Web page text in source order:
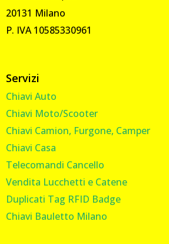
20131 Milano
P. IVA 10585330961
Servizi
Chiavi Auto
Chiavi Moto/Scooter
Chiavi Camion, Furgone, Camper
Chiavi Casa
Telecomandi Cancello
Vendita Lucchetti e Catene
Duplicati Tag RFID Badge
Chiavi Bauletto Milano